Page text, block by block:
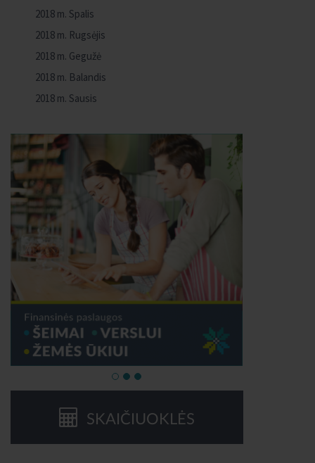
2018 m. Spalis
2018 m. Rugsėjis
2018 m. Gegužė
2018 m. Balandis
2018 m. Sausis
SKAIČIUOKLĖS